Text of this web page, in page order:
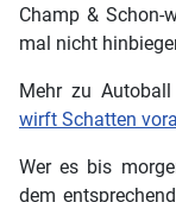
Champ & Schon-
mal nicht
Mehr zu
wirft Schatten
Wer es bis
dem